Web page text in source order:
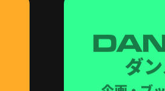
ダ
企画・ブ